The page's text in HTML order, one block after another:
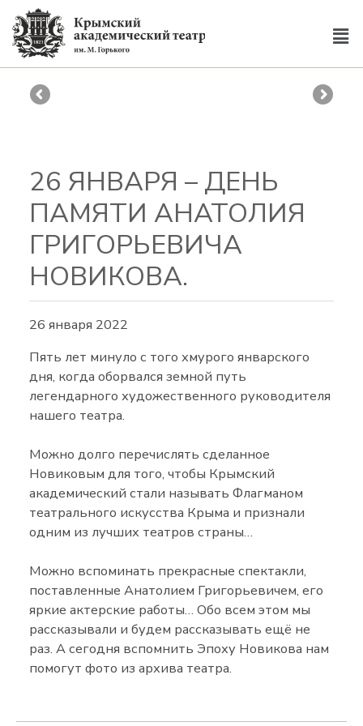
26 ЯНВАРЯ – ДЕНЬ
ПАМЯТИ АНАТОЛИЯ
ГРИГОРЬЕВИЧА
НОВИКОВА.
26 января 2022
Пять лет минуло с того хмурого январского
дня, когда оборвался земной путь
легендарного художественного руководителя
нашего театра.
Можно долго перечислять сделанное
Новиковым для того, чтобы Крымский
академический стали называть Флагманом
театрального искусства Крыма и признали
одним из лучших театров страны…
Можно вспоминать прекрасные спектакли,
поставленные Анатолием Григорьевичем, его
яркие актерские работы… Обо всем этом мы
рассказывали и будем рассказывать ещё не
раз. А сегодня вспомнить Эпоху Новикова нам
помогут фото из архива театра.